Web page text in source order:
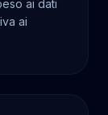
ai dati
ai